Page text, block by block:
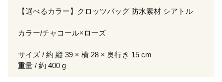
【選べるカラー】クロッツバッグ 防水素材 シアトル
カラー/チャコール×ローズ
サイズ / 約 縦 39 × 横 28 × 奥行き 15 cm
重量 / 約 400 g